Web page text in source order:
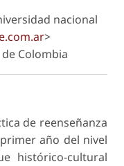
nacional
>
Colombia
de reenseñanza
año del nivel
histórico-cultural